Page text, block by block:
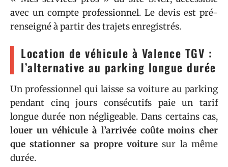
avec un compte professionnel. Le devis est pré-
renseigné à partir des trajets enregistrés.
Location de véhicule à Valence TGV :
l’alternative au parking longue durée
Un professionnel qui laisse sa voiture au parking
pendant cinq jours consécutifs paie un tarif
longue durée non négligeable. Dans certains cas,
louer un véhicule à l’arrivée coûte moins cher
que stationner sa propre voiture sur la même
durée.